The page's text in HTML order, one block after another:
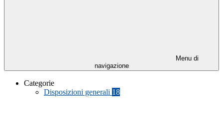
Menu di
navigazione
Categorie
Disposizioni generali 18